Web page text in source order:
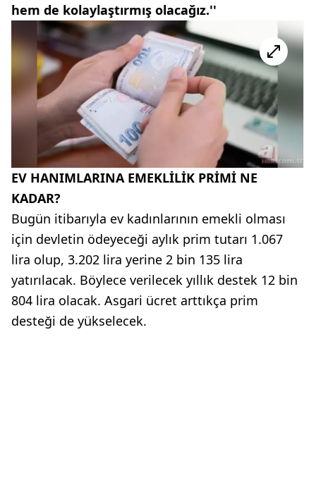
hem de kolaylaştırmış olacağız.''
EV HANIMLARINA EMEKLİLİK PRİMİ NE
KADAR?
Bugün itibarıyla ev kadınlarının emekli olması
için devletin ödeyeceği aylık prim tutarı 1.067
lira olup, 3.202 lira yerine 2 bin 135 lira
yatırılacak. Böylece verilecek yıllık destek 12 bin
804 lira olacak. Asgari ücret arttıkça prim
desteği de yükselecek.